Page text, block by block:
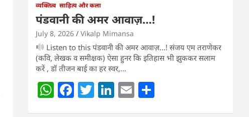
व्यक्तित्व साहित्य और कला
पंडवानी की अमर आवाज़…!
July 8, 2026 Vikalp Mimansa
Listen to this पंडवानी की अमर आवाज़…! संजय एम तराणेकर
(कवि, लेखक व समीक्षक) ऐसा हुनर कि इतिहास भी झुककर सलाम
करें , डॉ तीजन बाई का हर स्वर,…
W
h
F
a
T
w
Li
n
E
m